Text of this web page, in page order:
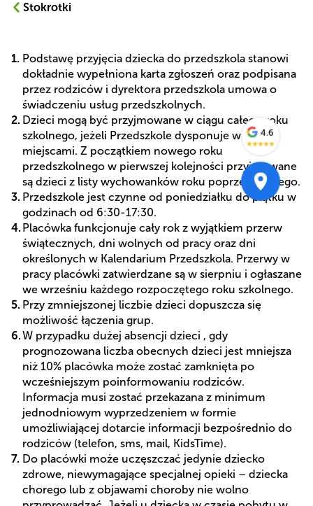
Stokrotki
Podstawę przyjęcia dziecka do przedszkola stanowi
dokładnie wypełniona karta zgłoszeń oraz podpisana
przez rodziców i dyrektora przedszkola umowa o
świadczeniu usług przedszkolnych.
Dzieci mogą być przyjmowane w ciągu całego roku
szkolnego, jeżeli Przedszkole dysponuje wolnymi
miejscami. Z początkiem nowego roku
przedszkolnego w pierwszej kolejności przyjmowane
są dzieci z listy wychowanków roku poprzedzającego.
Przedszkole jest czynne od poniedziałku do piątku w
godzinach od 6:30-17:30.
Placówka funkcjonuje cały rok z wyjątkiem przerw
świątecznych, dni wolnych od pracy oraz dni
określonych w Kalendarium Przedszkola. Przerwy w
pracy placówki zatwierdzane są w sierpniu i ogłaszane
we wrześniu każdego rozpoczętego roku szkolnego.
Przy zmniejszonej liczbie dzieci dopuszcza się
możliwość łączenia grup.
W przypadku dużej absencji dzieci , gdy
prognozowana liczba obecnych dzieci jest mniejsza
niż 10% placówka może zostać zamknięta po
wcześniejszym poinformowaniu rodziców.
Informacja musi zostać przekazana z minimum
jednodniowym wyprzedzeniem w formie
umożliwiającej dotarcie informacji bezpośrednio do
rodziców (telefon, sms, mail, KidsTime).
Do placówki może uczęszczać jedynie dziecko
zdrowe, niewymagające specjalnej opieki – dziecka
chorego lub z objawami choroby nie wolno
4.6
★★★★★